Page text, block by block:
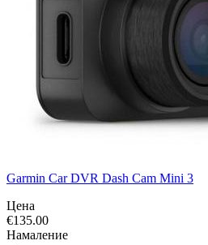
Garmin Car DVR Dash Cam Mini 3
Цена
€135.00
Намаление